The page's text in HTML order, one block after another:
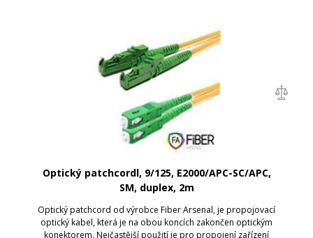
Optický patchcordl, 9/125, E2000/APC-SC/APC,
SM, duplex, 2m
Optický patchcord od výrobce Fiber Arsenal, je propojovací
optický kabel, která je na obou koncích zakončen optickým
konektorem. Nejčastější použití je pro propojení zařízení